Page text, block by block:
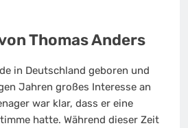
Thomas Anders
in Deutschland geboren und
Jahren großes Interesse an
war klar, dass er eine
hatte. Während dieser Zeit